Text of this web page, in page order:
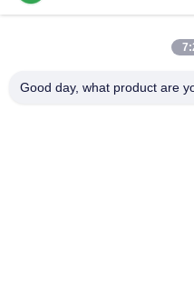
Good day, what product are